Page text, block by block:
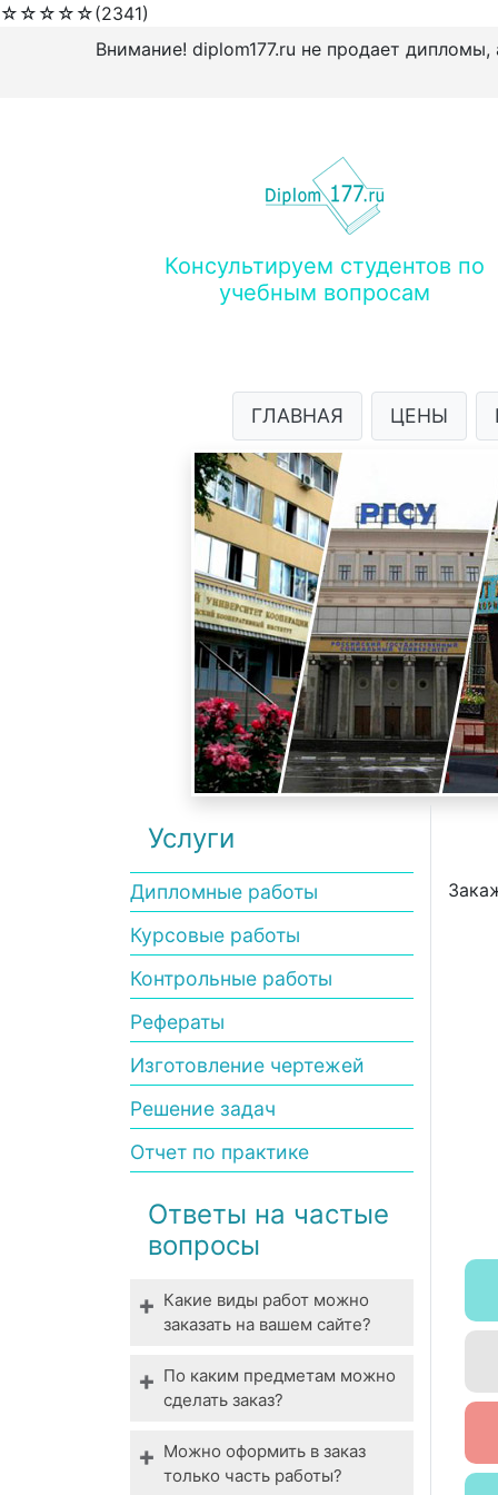
☆ ☆ ☆ ☆ ☆(2341)
Внимание! diplom177.ru не продает
Консультируем студентов по
учебным вопросам
ГЛАВНАЯ ЦЕНЫ
Услуги
Дипломные работы
Курсовые работы
Контрольные работы
Рефераты
Изготовление чертежей
Решение задач
Отчет по практике
Ответы на частые
вопросы
Какие виды работ можно
заказать на вашем сайте?
Мы выполняем все виды
студенческих работ. У нас
выполнение даже
специфической работы.
По каким предметам можно
сделать заказ?
Технические,
гуманитарные,
Можно оформить в заказ
только часть работы?